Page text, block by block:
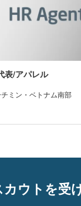
表/アパレル
ミン・ベトナム南部
ウトを受